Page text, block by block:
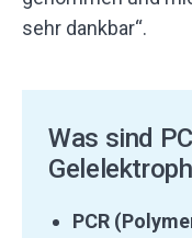
sehr dankbar“.
Was sind
PCR